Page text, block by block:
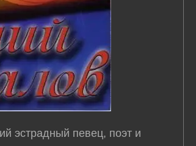
эстрадный певец, поэт и